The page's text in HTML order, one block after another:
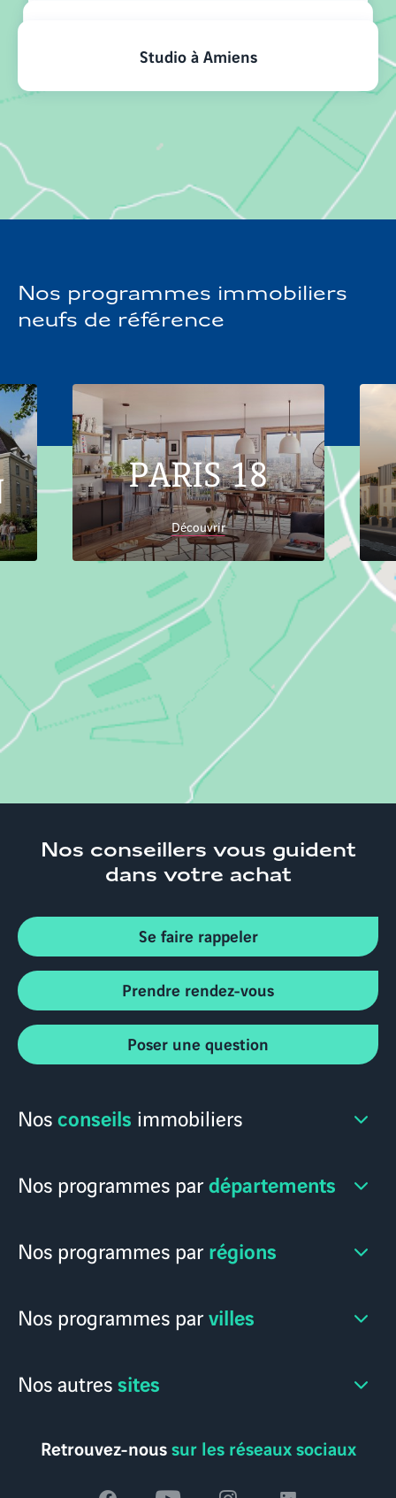
Studio à Amiens
Nos programmes immobiliers
neufs de référence
PARIS 18
Découvrir
Trouver son logement
Hauts-de-
France
Somme Appartements neufs Amiens
Nos conseillers vous guident
dans votre achat
Se faire rappeler
Prendre rendez-vous
Poser une question
Nosconseils immobiliers
Nos programmes pardépartements
Nos programmes par régions
Nos programmes parvilles
Nos autressites
Retrouvez-noussur les réseaux sociaux